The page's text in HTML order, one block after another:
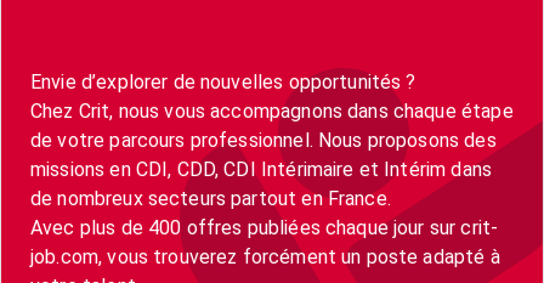
Envie d’explorer de nouvelles opportunités ?
Chez Crit, nous vous accompagnons dans chaque étape
de votre parcours professionnel. Nous proposons des
missions en CDI, CDD, CDI Intérimaire et Intérim dans
de nombreux secteurs partout en France.
Avec plus de 400 offres publiées chaque jour sur crit-
job.com, vous trouverez forcément un poste adapté à